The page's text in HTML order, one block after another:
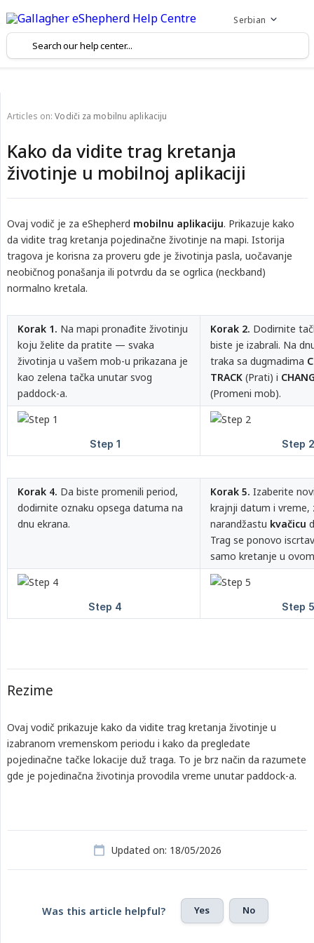
Serbian
Articles on: Vodiči za mobilnu aplikaciju
Kako da vidite trag kretanja
životinje u mobilnoj aplikaciji
Ovaj vodič je za eShepherd mobilnu aplikaciju. Prikazuje kako
da vidite trag kretanja pojedinačne životinje na mapi. Istorija
tragova je korisna za proveru gde je životinja pasla, uočavanje
neobičnog ponašanja ili potvrdu da se ogrlica (neckband)
normalno kretala.
Korak 1. Na mapi pronađite životinju
koju želite da pratite — svaka
životinja u vašem mob-u prikazana je
kao zelena tačka unutar svog
paddock-a.
Korak 2. Dodirnite
biste je izabrali. Na
traka sa dugmadima
TRACK (Prati) i
(Promeni mob).
Korak 4. Da biste promenili period,
dodirnite oznaku opsega datuma na
dnu ekrana.
Korak 5. Izaberite
krajnji datum i
narandžastu kvačicu
Trag se ponovo
samo kretanje u
Rezime
Ovaj vodič prikazuje kako da vidite trag kretanja životinje u
izabranom vremenskom periodu i kako da pregledate
pojedinačne tačke lokacije duž traga. To je brz način da razumete
gde je pojedinačna životinja provodila vreme unutar paddock-a.
Updated on: 18/05/2026
Was this article helpful? Yes No